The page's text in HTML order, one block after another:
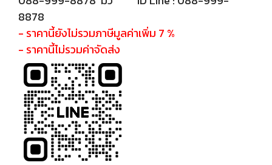
8878
- ราคานี้ยังไม่รวมภาษีมูลค่าเพิ่ม 7 %
- ราคานี้ไม่รวมค่าจัดส่ง